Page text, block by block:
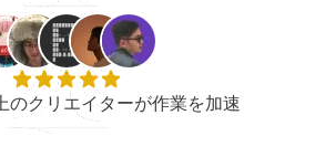
のクリエイターが作業を加速